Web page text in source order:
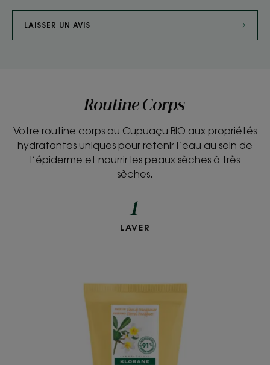
LAISSER UN AVIS
Routine Corps
Votre routine corps au Cupuaçu BIO aux propriétés
hydratantes uniques pour retenir l’eau au sein de
l’épiderme et nourrir les peaux sèches à très
sèches.
1
Crème
de
Frangipanier
LAVER